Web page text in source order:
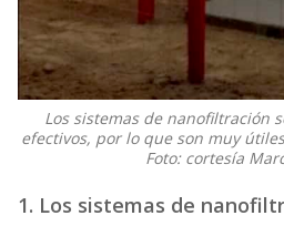
Los sistemas de nanofiltración
efectivos, por lo que son muy
Foto: cortesía
1. Los sistemas de